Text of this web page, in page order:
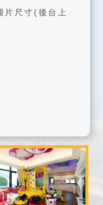
片尺寸(後台上